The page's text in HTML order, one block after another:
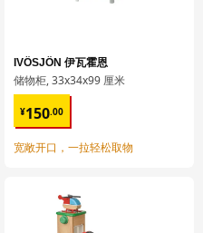
IVÖSJÖN 伊瓦霍恩
储物柜, 33x34x99 厘米
¥150.00
¥ 150.00
宽敞开口，一拉轻松取物